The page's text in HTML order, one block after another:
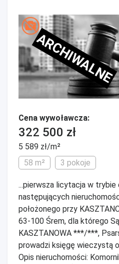
ARCHIWALNE
Cena wywoławcza:
322 500 zł
5 589 zł/m²
58 m²
3 pokoje
...pierwsza licytacja w
następujących
położonego przy
63-100 Śrem, dla którego
KASZTANOWA ***/***,
prowadzi księgę wieczystą
Opis nieruchomości: